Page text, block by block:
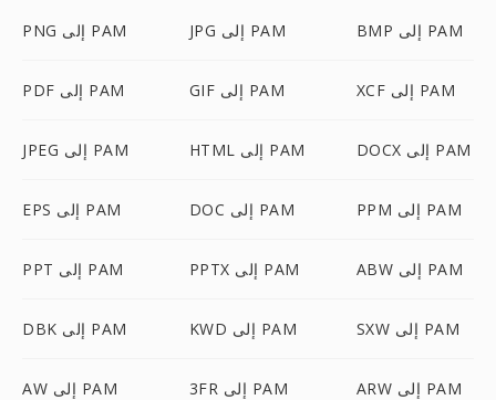
PNG إلى PAM JPG إلى PAM BMP إلى PAM
PDF إلى PAM GIF إلى PAM XCF إلى PAM
JPEG إلى PAM HTML إلى PAM DOCX إلى PAM
EPS إلى PAM DOC إلى PAM PPM إلى PAM
PPT إلى PAM PPTX إلى PAM ABW إلى PAM
DBK إلى PAM KWD إلى PAM SXW إلى PAM
AW إلى PAM 3FR إلى PAM ARW إلى PAM